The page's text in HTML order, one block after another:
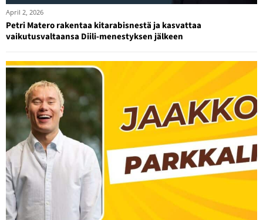
April 2, 2026
Petri Matero rakentaa kitarabisnestä ja kasvattaa
vaikutusvaltaansa Diili-menestyksen jälkeen